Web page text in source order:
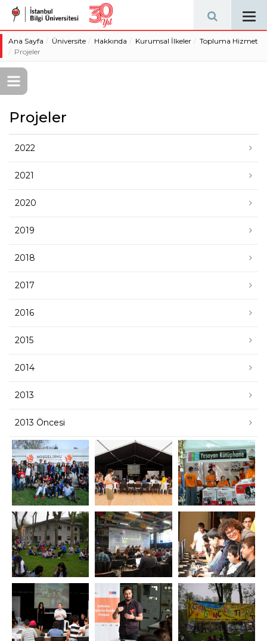
Ana Sayfa Üniversite Hakkında Kurumsal İlkeler
Topluma Hizmet
Projeler
Projeler
2022
2021
2020
2019
2018
2017
2016
2015
2014
2013
2013 Öncesi